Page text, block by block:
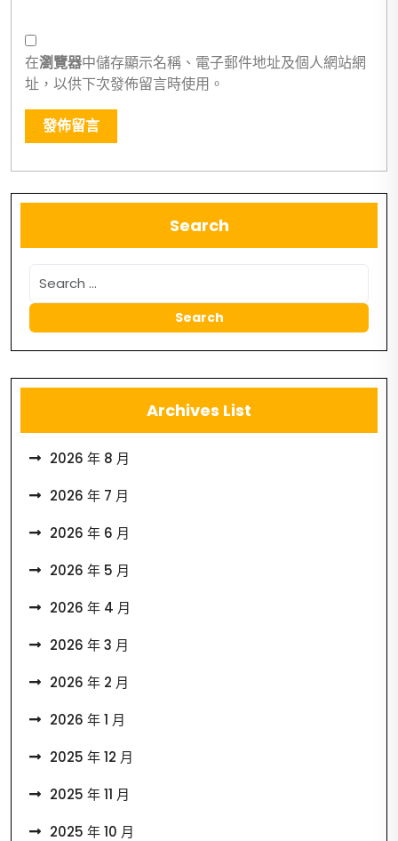
在瀏覽器中儲存顯示名稱、電子郵件地址及個人網站網
址，以供下次發佈留言時使用。
Search
Archives List
2026 年 8 月
2026 年 7 月
2026 年 6 月
2026 年 5 月
2026 年 4 月
2026 年 3 月
2026 年 2 月
2026 年 1 月
2025 年 12 月
2025 年 11 月
2025 年 10 月